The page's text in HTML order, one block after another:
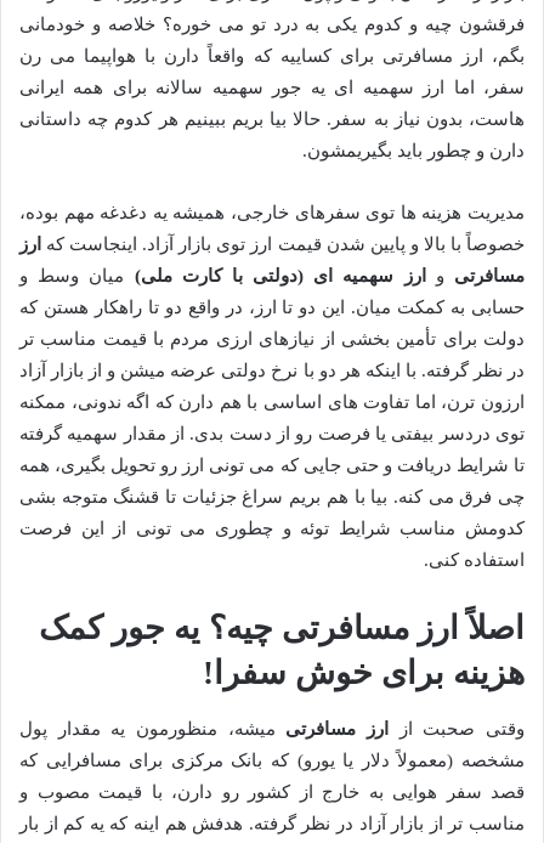
فرقشون چیه و کدوم یکی به درد تو می خوره؟ خلاصه و خودمانی
بگم، ارز مسافرتی برای کساییه که واقعاً دارن با هواپیما می رن
سفر، اما ارز سهمیه ای یه جور سهمیه سالانه برای همه ایرانی
هاست، بدون نیاز به سفر. حالا بیا بریم ببینیم هر کدوم چه داستانی
دارن و چطور باید بگیریمشون.
مدیریت هزینه ها توی سفرهای خارجی، همیشه یه دغدغه مهم بوده،
خصوصاً با بالا و پایین شدن قیمت ارز توی بازار آزاد. اینجاست که ارز
مسافرتی و ارز سهمیه ای (دولتی با کارت ملی) میان وسط و
حسابی به کمکت میان. این دو تا ارز، در واقع دو تا راهکار هستن که
دولت برای تأمین بخشی از نیازهای ارزی مردم با قیمت مناسب تر
در نظر گرفته. با اینکه هر دو با نرخ دولتی عرضه میشن و از بازار آزاد
ارزون ترن، اما تفاوت های اساسی با هم دارن که اگه ندونی، ممکنه
توی دردسر بیفتی یا فرصت رو از دست بدی. از مقدار سهمیه گرفته
تا شرایط دریافت و حتی جایی که می تونی ارز رو تحویل بگیری، همه
چی فرق می کنه. بیا با هم بریم سراغ جزئیات تا قشنگ متوجه بشی
کدومش مناسب شرایط توئه و چطوری می تونی از این فرصت
استفاده کنی.
اصلاً ارز مسافرتی چیه؟ یه جور کمک
هزینه برای خوش سفرا!
وقتی صحبت از ارز مسافرتی میشه، منظورمون یه مقدار پول
مشخصه (معمولاً دلار یا یورو) که بانک مرکزی برای مسافرایی که
قصد سفر هوایی به خارج از کشور رو دارن، با قیمت مصوب و
مناسب تر از بازار آزاد در نظر گرفته. هدفش هم اینه که یه کم از بار